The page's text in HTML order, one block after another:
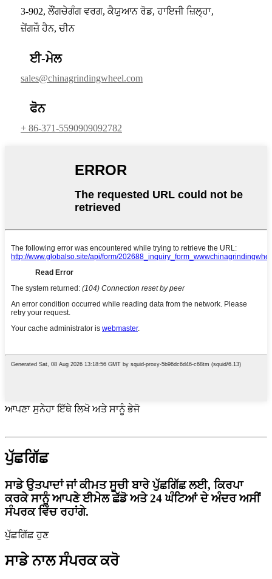
3-902, ਲੌਂਗਚੇਗੰਗ ਵਰਗ, ਕੈਯੁਆਨ ਰੋਡ, ਹਾਇਜੀ ਜ਼ਿਲ੍ਹਾ,
ਜ਼ੇਂਗਜ਼ੌ ਹੈਨ, ਚੀਨ
ਈ-ਮੇਲ
sales@chinagrindingwheel.com
ਫੋਨ
+ 86-371-5590909092782
ਆਪਣਾ ਸੁਨੇਹਾ ਇੱਥੇ ਲਿਖੋ ਅਤੇ ਸਾਨੂੰ ਭੇਜੋ
ਪੁੱਛਗਿੱਛ
ਸਾਡੇ ਉਤਪਾਦਾਂ ਜਾਂ ਕੀਮਤ ਸੂਚੀ ਬਾਰੇ ਪੁੱਛਗਿੱਛ ਲਈ, ਕਿਰਪਾ
ਕਰਕੇ ਸਾਨੂੰ ਆਪਣੇ ਈਮੇਲ ਛੱਡੋ ਅਤੇ 24 ਘੰਟਿਆਂ ਦੇ ਅੰਦਰ ਅਸੀਂ
ਸੰਪਰਕ ਵਿੱਚ ਰਹਾਂਗੇ.
ਪੁੱਛਗਿੱਛ ਹੁਣ
ਸਾਡੇ ਨਾਲ ਸੰਪਰਕ ਕਰੋ